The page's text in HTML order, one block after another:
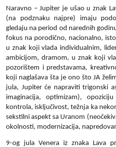
Naravno – Jupiter je ušao u znak
(na podznaku najpre) imaju
gledaju na period od narednih
fokus na porodično, nacionalno,
u znak koji vlada individualnim,
ambicijom, dramom, u znak koji
pozorištem i predstavama,
koji naglašava šta je ono što JA
jula, Jupiter će napraviti trigonski
imaginacija, optimizam),
kontrola, isključivost, težnja ka
sekstilni aspekt sa Uranom
okolnosti, modernizacija,
9-og jula Venera iz znaka Lava